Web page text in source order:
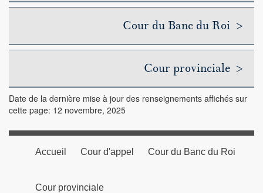
Cour du Banc du Roi >
Cour provinciale >
Date de la dernière mise à jour des renseignements affichés sur
cette page: 12 novembre, 2025
Accueil Cour d'appel Cour du Banc du Roi
Cour provinciale